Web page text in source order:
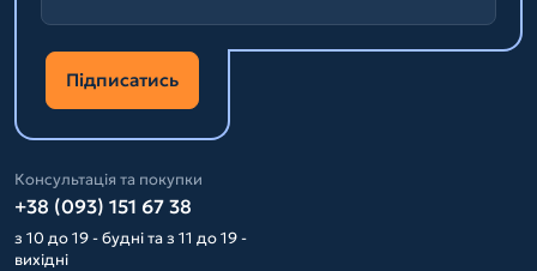
Підписатись
Консультація та покупки
+38 (093) 151 67 38
з 10 до 19 - будні та з 11 до 19 -
вихідні